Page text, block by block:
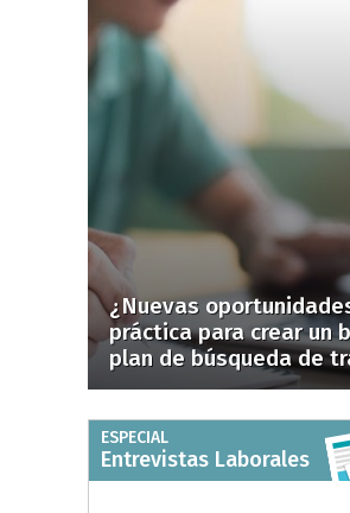
¿Nuevas
práctica para crear un
plan de búsqueda de
ESPECIAL
Entrevistas Laborales